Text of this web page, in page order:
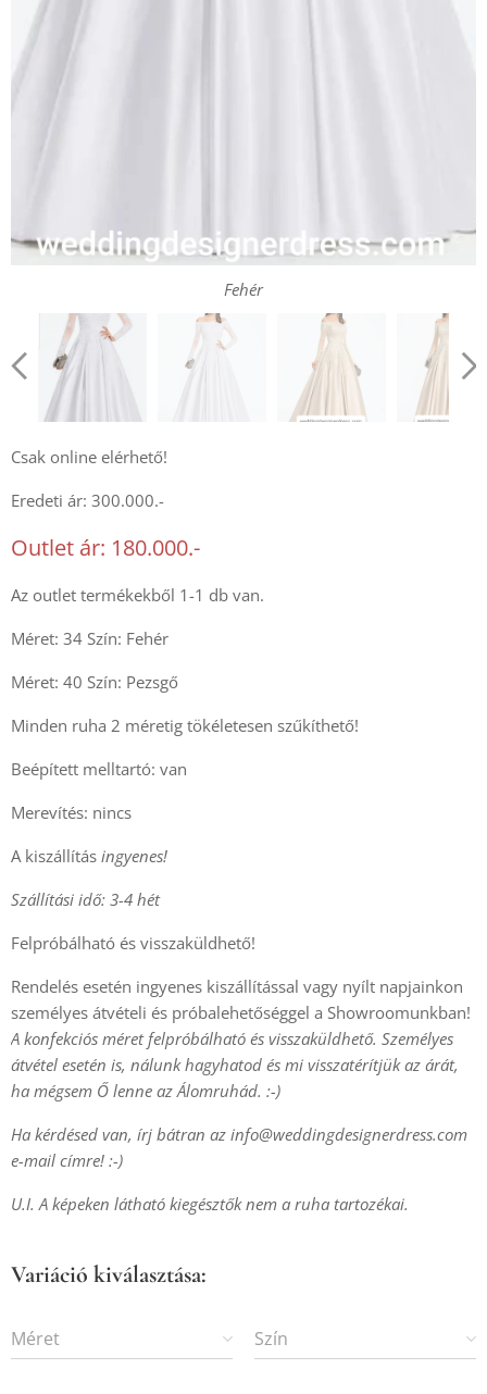
Fehér
Csak online elérhető!
Eredeti ár: 300.000.-
Outlet ár: 180.000.-
Az outlet termékekből 1-1 db van.
Méret: 34 Szín: Fehér
Méret: 40 Szín: Pezsgő
Minden ruha 2 méretig tökéletesen szűkíthető!
Beépített melltartó: van
Merevítés: nincs
A kiszállítás ingyenes!
Szállítási idő: 3-4 hét
Felpróbálható és visszaküldhető!
Rendelés esetén ingyenes kiszállítással vagy nyílt napjainkon
személyes átvételi és próbalehetőséggel a Showroomunkban!
A konfekciós méret felpróbálható és visszaküldhető. Személyes
átvétel esetén is, nálunk hagyhatod és mi visszatérítjük az árát,
ha mégsem Ő lenne az Álomruhád. :-)
Ha kérdésed van, írj bátran az info@weddingdesignerdress.com
e-mail címre! :-)
U.I. A képeken látható kiegésztők nem a ruha tartozékai.
Variáció kiválasztása:
Méret Szín